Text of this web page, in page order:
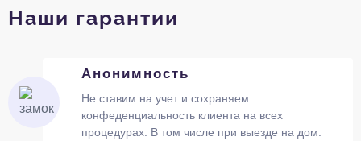
Наши гарантии
Анонимность
Не ставим на учет и сохраняем
конфеденциальность клиента на всех
процедурах. В том числе при выезде на дом.